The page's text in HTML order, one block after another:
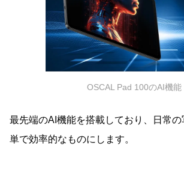
OSCAL Pad 100のAI機能
最先端のAI機能を搭載しており、日常
単で効率的なものにします。